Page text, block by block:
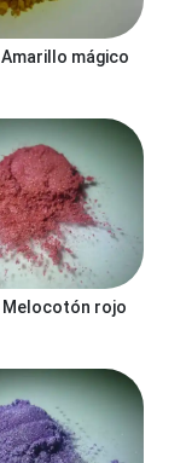
Amarillo mágico
Melocotón rojo